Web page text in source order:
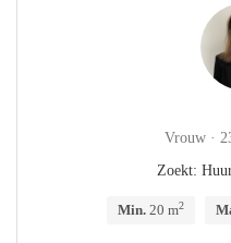
Vrouw ·
Zoekt:
Min.20 m2